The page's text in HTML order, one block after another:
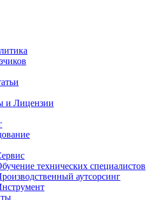
и Лицензии
технических специалистов
аутсорсинг